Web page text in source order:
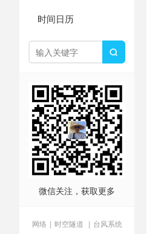
时间日历

微信关注，获取更多
网络 | 时空隧道 | 台风系统